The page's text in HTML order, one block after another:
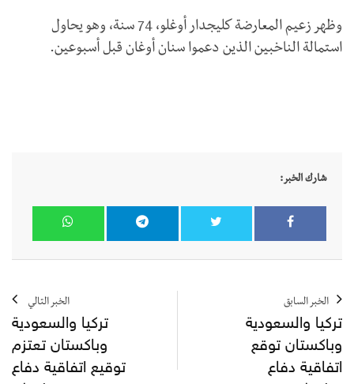
وظهر زعيم المعارضة كليجدار أوغلو، 74 سنة، وهو يحاول
استمالة الناخبين الذين دعموا سنان أوغان قبل أسبوعين.
شارك الخبر:
الخبر السابق
تركيا والسعودية
وباكستان توقع
اتفاقية دفاع
الخبر التالي
تركيا والسعودية
وباكستان تعتزم
توقيع اتفاقية دفاع